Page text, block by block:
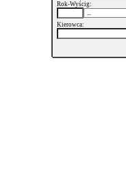
Rok-Wyścig:
Kierowca: